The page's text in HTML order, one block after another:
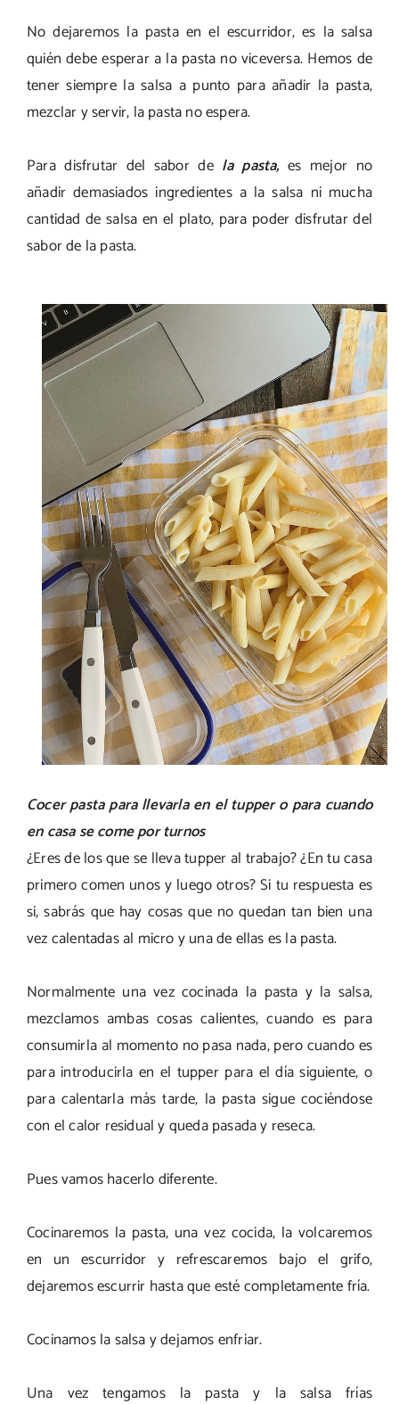
No dejaremos la pasta en el escurridor, es la salsa
quién debe esperar a la pasta no viceversa. Hemos de
tener siempre la salsa a punto para añadir la pasta,
mezclar y servir, la pasta no espera.
Para disfrutar del sabor de la pasta, es mejor no
añadir demasiados ingredientes a la salsa ni mucha
cantidad de salsa en el plato, para poder disfrutar del
sabor de la pasta.
Cocer pasta para llevarla en el tupper o para cuando
en casa se come por turnos
¿Eres de los que se lleva tupper al trabajo? ¿En tu casa
primero comen unos y luego otros? Si tu respuesta es
si, sabrás que hay cosas que no quedan tan bien una
vez calentadas al micro y una de ellas es la pasta.
Normalmente una vez cocinada la pasta y la salsa,
mezclamos ambas cosas calientes, cuando es para
consumirla al momento no pasa nada, pero cuando es
para introducirla en el tupper para el día siguiente, o
para calentarla más tarde, la pasta sigue cociéndose
con el calor residual y queda pasada y reseca.
Pues vamos hacerlo diferente.
Cocinaremos la pasta, una vez cocida, la volcaremos
en un escurridor y refrescaremos bajo el grifo,
dejaremos escurrir hasta que esté completamente fría.
Cocinamos la salsa y dejamos enfriar.
Una vez tengamos la pasta y la salsa frías